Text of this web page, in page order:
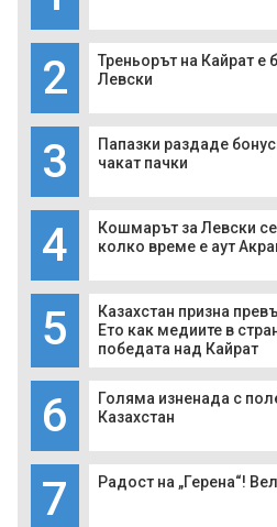
2
Треньорът на Кайрат е
Левски
3
Папазки раздаде
чакат пачки
4
Кошмарът за Левски
колко време е аут
5
Казахстан призна
Ето как медиите в
победата над Кайрат
6
Голяма изненада с
Казахстан
7 Радост на „Герена“!